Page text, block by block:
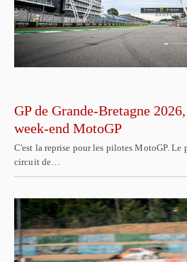
GP de Grande-Bretagne
week-end MotoGP
C'est la reprise pour les pilotes MotoGP. Le
circuit de…